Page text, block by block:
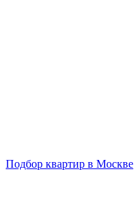
Подбор квартир в Москве